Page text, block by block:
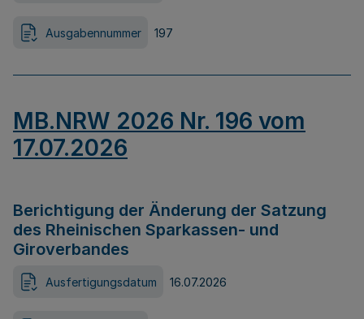
Ausgabennummer 197
MB.NRW 2026 Nr. 196 vom
17.07.2026
Berichtigung der Änderung der Satzung
des Rheinischen Sparkassen- und
Giroverbandes
Ausfertigungsdatum 16.07.2026